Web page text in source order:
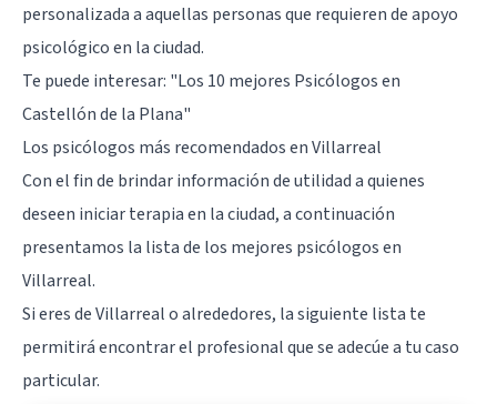
personalizada a aquellas personas que requieren de apoyo
psicológico en la ciudad.
Te puede interesar: "Los 10 mejores Psicólogos en
Castellón de la Plana"
Los psicólogos más recomendados en Villarreal
Con el fin de brindar información de utilidad a quienes
deseen iniciar terapia en la ciudad, a continuación
presentamos la lista de los mejores psicólogos en
Villarreal.
Si eres de Villarreal o alrededores, la siguiente lista te
permitirá encontrar el profesional que se adecúe a tu caso
particular.